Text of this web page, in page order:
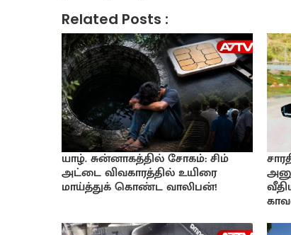
Related Posts :
யாழ். சுன்னாகத்தில் சோகம்: சிம்
அட்டை விவகாரத்தில் உயிரை
மாய்த்துக் கொண்ட வாலிபன்!